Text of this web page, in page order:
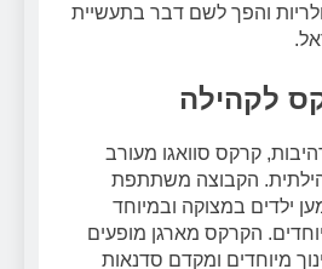
והפך לשם דבר בתעשיית
לקהילה
קרקס סוואגו מעורב
הקבוצה משתתפת
ילדים במצוקה ובמיוחד
הקרקס מארגן מופעים
מיוחדים ומקדם סדנאות